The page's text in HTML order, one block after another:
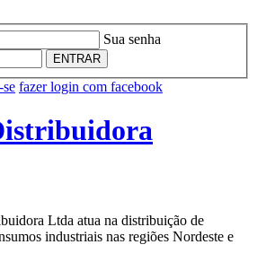
Sua senha
ENTRAR
se fazer login com facebook
Ltda atua na distribuição de
industriais nas regiões Nordeste e